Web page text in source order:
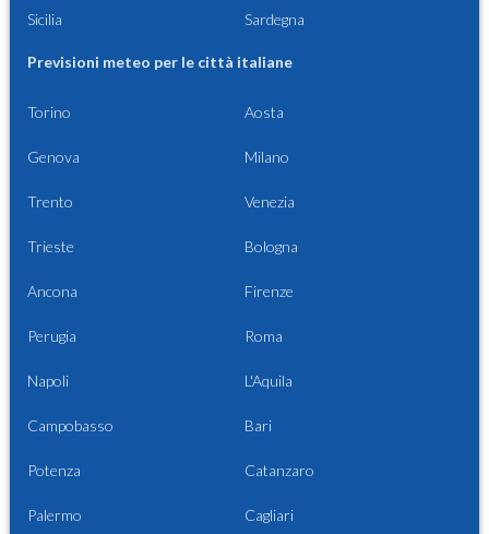
Sicilia Sardegna
Previsioni meteo per le città italiane
Torino Aosta
Genova Milano
Trento Venezia
Trieste Bologna
Ancona Firenze
Perugia Roma
Napoli L'Aquila
Campobasso Bari
Potenza Catanzaro
Palermo Cagliari